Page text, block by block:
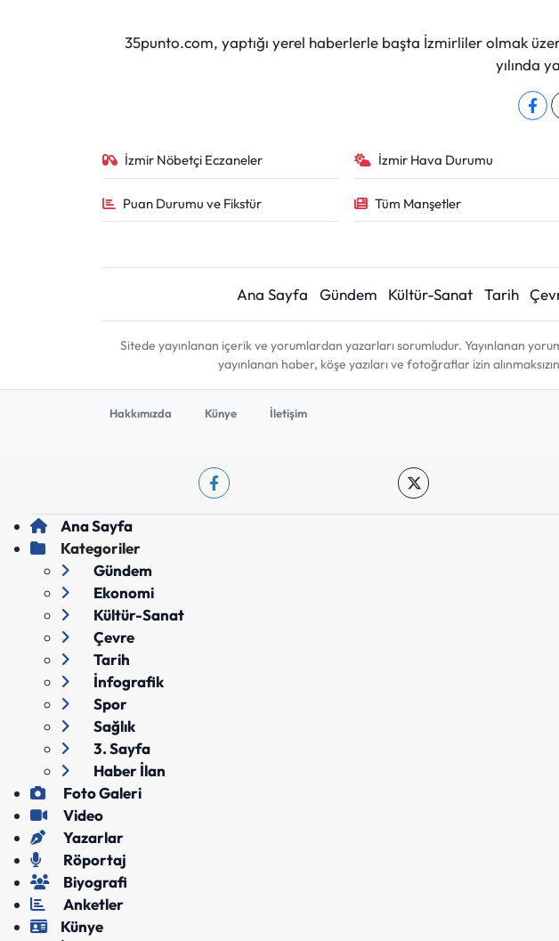
35punto.com, yaptığı yerel haberlerle başta İzmirliler olmak
yılında
İzmir Nöbetçi Eczaneler İzmir Hava Durumu
Puan Durumu ve Fikstür Tüm Manşetler
Ana Sayfa Gündem Kültür-Sanat Tarih
Sitede yayınlanan içerik ve yorumlardan yazarları sorumludur. Yayınlanan
yayınlanan haber, köşe yazıları ve fotoğraflar izin
Hakkımızda Künye İletişim
Ana Sayfa
Kategoriler
Gündem
Ekonomi
Kültür-Sanat
Çevre
Tarih
İnfografik
Spor
Sağlık
3. Sayfa
Haber İlan
Foto Galeri
Video
Yazarlar
Röportaj
Biyografi
Anketler
Künye